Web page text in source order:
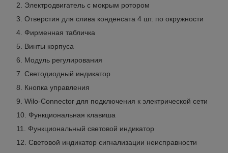
Электродвигатель с мокрым ротором
Отверстия для слива конденсата 4 шт. по окружности
Фирменная табличка
Винты корпуса
Модуль регулирования
Светодиодный индикатор
Кнопка управления
Wilo-Connector для подключения к электрической сети
Функциональная клавиша
Функциональный световой индикатор
Световой индикатор сигнализации неисправности